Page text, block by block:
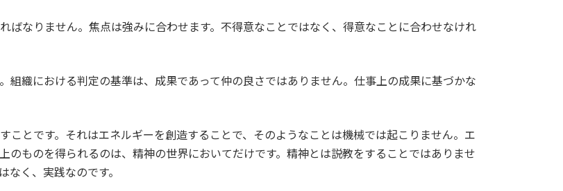
なりません。焦点は強みに合わせます。不得意なことではなく、得意なことに合わせなけれ
織における判定の基準は、成果であって仲の良さではありません。仕事上の成果に基づかな
とです。それはエネルギーを創造することで、そのようなことは機械では起こりません。エ
のものを得られるのは、精神の世界においてだけです。精神とは説教をすることではありませ
く、実践なのです。